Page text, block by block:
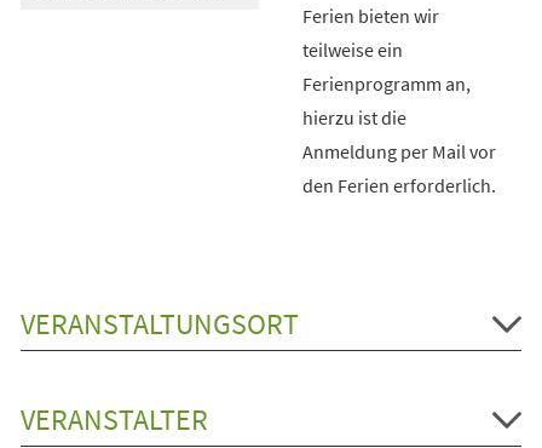
Ferien bieten wir
teilweise ein
Ferienprogramm an,
hierzu ist die
Anmeldung per Mail vor
den Ferien erforderlich.
VERANSTALTUNGSORT
VERANSTALTER